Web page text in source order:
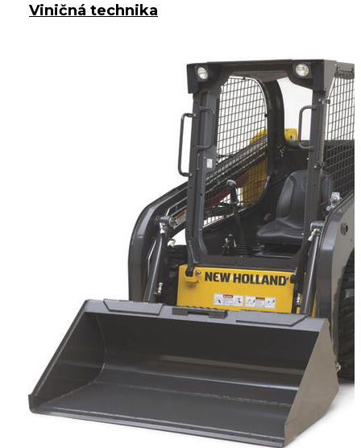
Viničná technika